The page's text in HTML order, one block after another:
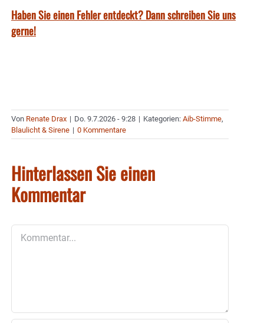
Haben Sie einen Fehler entdeckt? Dann schreiben Sie uns
gerne!
Von Renate Drax | Do. 9.7.2026 - 9:28 | Kategorien: Aib-Stimme,
Blaulicht & Sirene | 0 Kommentare
Hinterlassen Sie einen
Kommentar